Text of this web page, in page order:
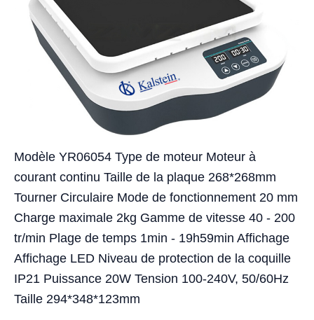
Modèle YR06054 Type de moteur Moteur à
courant continu Taille de la plaque 268*268mm
Tourner Circulaire Mode de fonctionnement 20 mm
Charge maximale 2kg Gamme de vitesse 40 - 200
tr/min Plage de temps 1min - 19h59min Affichage
Affichage LED Niveau de protection de la coquille
IP21 Puissance 20W Tension 100-240V, 50/60Hz
Taille 294*348*123mm